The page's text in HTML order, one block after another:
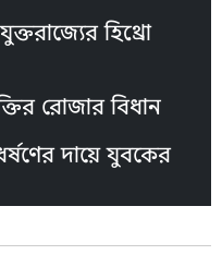
হিথ্রো
রোজার বিধান
দায়ে যুবকের